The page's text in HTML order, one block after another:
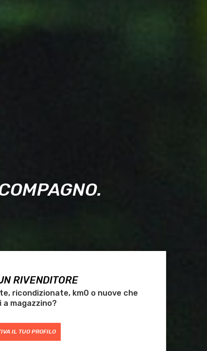
RIVENDITORE
ricondizionate, km0 o nuove che
a magazzino?
IL TUO PROFILO